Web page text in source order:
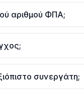
αριθμού ΦΠΑ;
συνεργάτη;